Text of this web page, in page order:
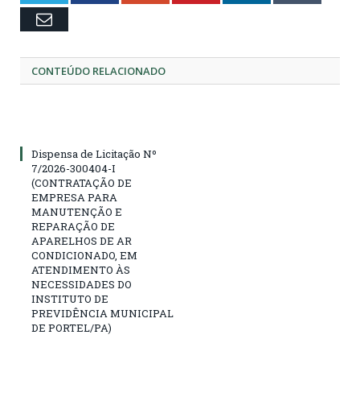
Email
CONTEÚDO RELACIONADO
Dispensa de Licitação Nº
7/2026-300404-I
(CONTRATAÇÃO DE
EMPRESA PARA
MANUTENÇÃO E
REPARAÇÃO DE
APARELHOS DE AR
CONDICIONADO, EM
ATENDIMENTO ÀS
NECESSIDADES DO
INSTITUTO DE
PREVIDÊNCIA MUNICIPAL
DE PORTEL/PA)